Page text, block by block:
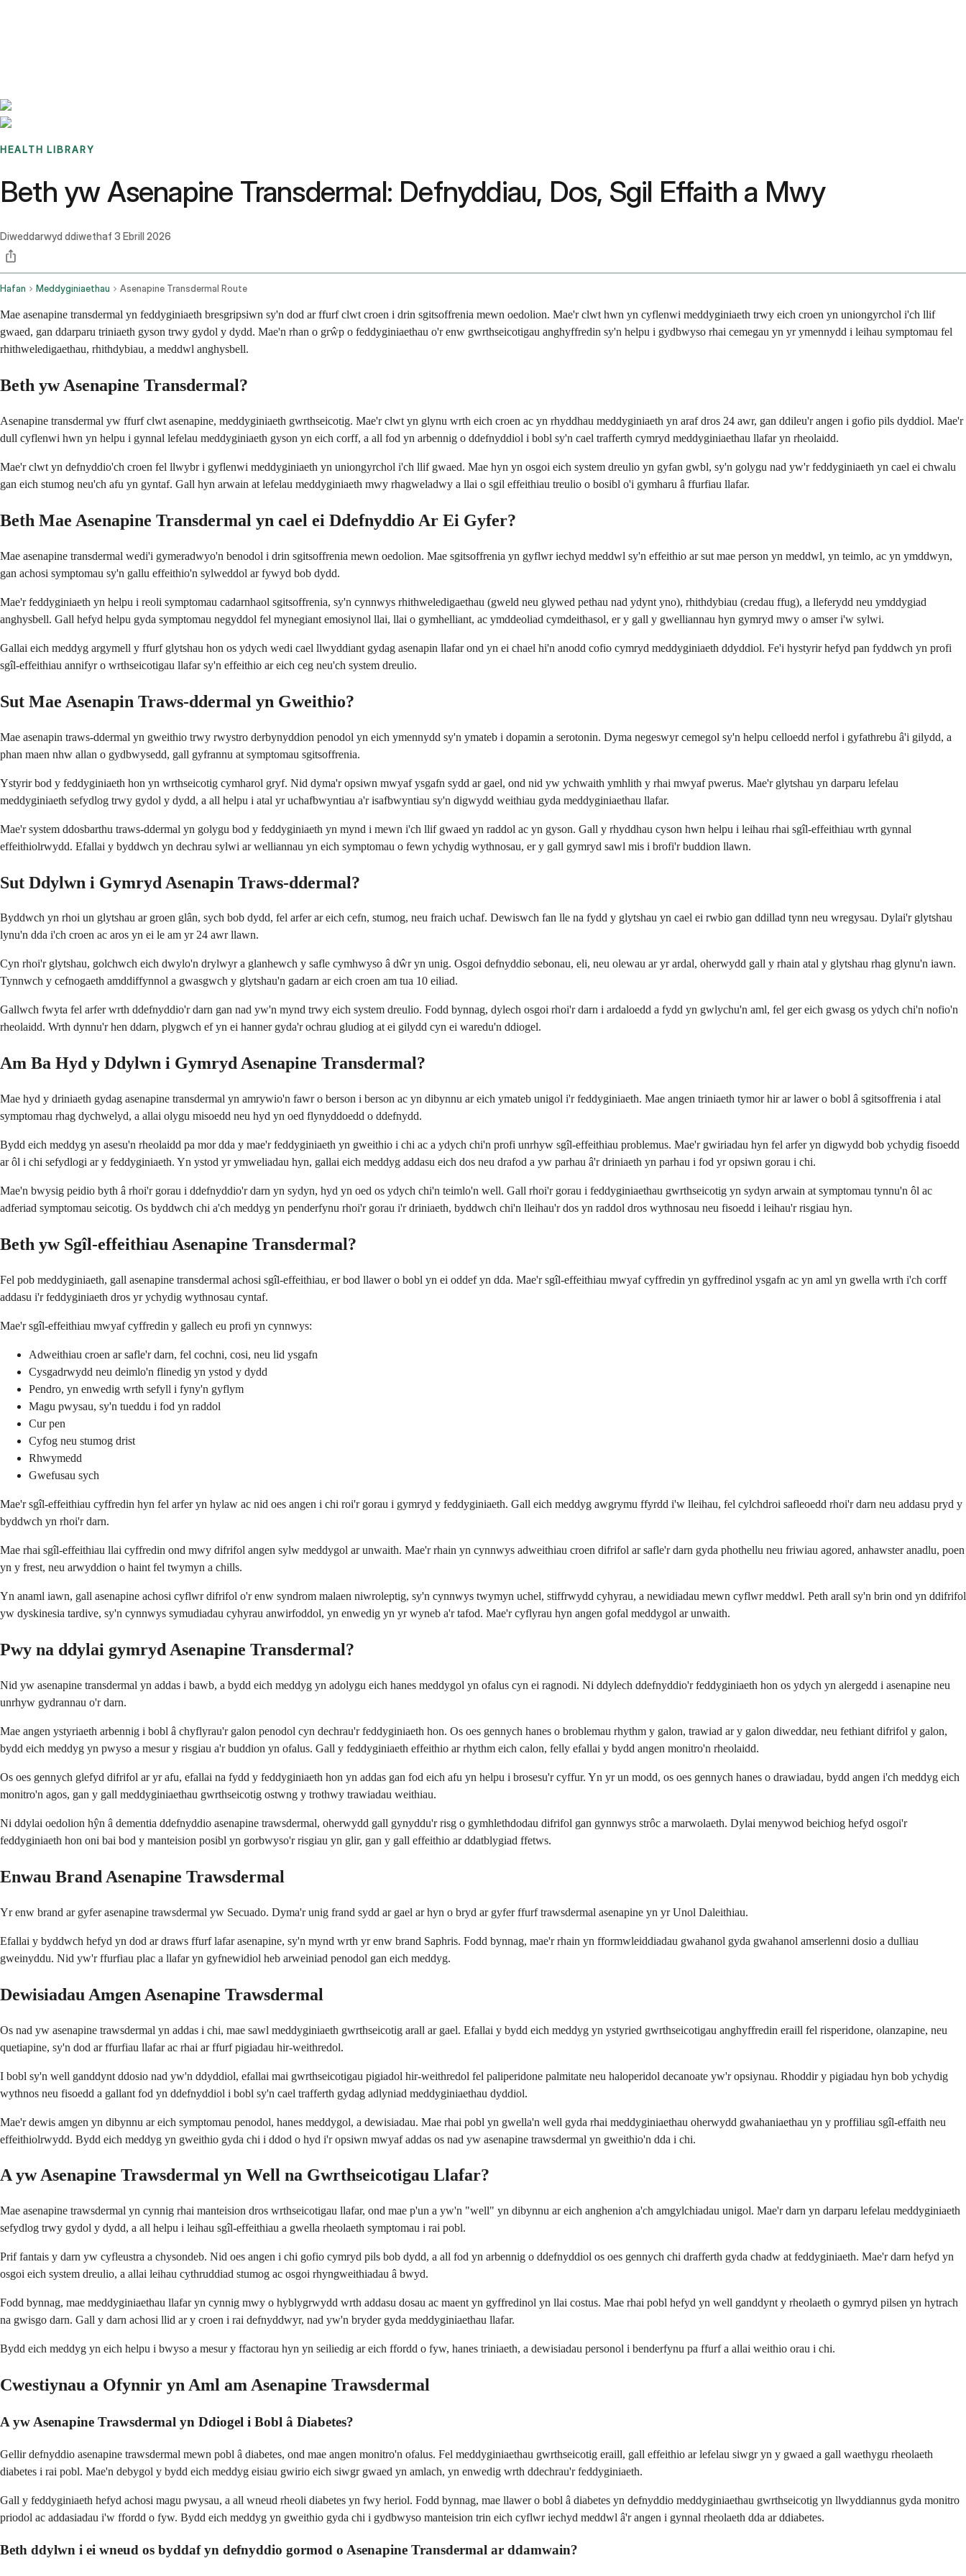
HEALTH LIBRARY
Beth yw Asenapine Transdermal: Defnyddiau, Dos, Sgil Effaith a Mwy
Diweddarwyd ddiwethaf 3 Ebrill 2026
Hafan Meddyginiaethau Asenapine Transdermal Route
Mae asenapine transdermal yn feddyginiaeth bresgripsiwn sy'n dod ar ffurf clwt croen i drin sgitsoffrenia mewn oedolion. Mae'r clwt hwn yn cyflenwi meddyginiaeth trwy eich croen yn uniongyrchol i'ch llif
gwaed, gan ddarparu triniaeth gyson trwy gydol y dydd. Mae'n rhan o grŵp o feddyginiaethau o'r enw gwrthseicotigau anghyffredin sy'n helpu i gydbwyso rhai cemegau yn yr ymennydd i leihau symptomau fel
rhithweledigaethau, rhithdybiau, a meddwl anghysbell.
Beth yw Asenapine Transdermal?
Asenapine transdermal yw ffurf clwt asenapine, meddyginiaeth gwrthseicotig. Mae'r clwt yn glynu wrth eich croen ac yn rhyddhau meddyginiaeth yn araf dros 24 awr, gan ddileu'r angen i gofio pils dyddiol. Mae'r
dull cyflenwi hwn yn helpu i gynnal lefelau meddyginiaeth gyson yn eich corff, a all fod yn arbennig o ddefnyddiol i bobl sy'n cael trafferth cymryd meddyginiaethau llafar yn rheolaidd.
Mae'r clwt yn defnyddio'ch croen fel llwybr i gyflenwi meddyginiaeth yn uniongyrchol i'ch llif gwaed. Mae hyn yn osgoi eich system dreulio yn gyfan gwbl, sy'n golygu nad yw'r feddyginiaeth yn cael ei chwalu
gan eich stumog neu'ch afu yn gyntaf. Gall hyn arwain at lefelau meddyginiaeth mwy rhagweladwy a llai o sgil effeithiau treulio o bosibl o'i gymharu â ffurfiau llafar.
Beth Mae Asenapine Transdermal yn cael ei Ddefnyddio Ar Ei Gyfer?
Mae asenapine transdermal wedi'i gymeradwyo'n benodol i drin sgitsoffrenia mewn oedolion. Mae sgitsoffrenia yn gyflwr iechyd meddwl sy'n effeithio ar sut mae person yn meddwl, yn teimlo, ac yn ymddwyn,
gan achosi symptomau sy'n gallu effeithio'n sylweddol ar fywyd bob dydd.
Mae'r feddyginiaeth yn helpu i reoli symptomau cadarnhaol sgitsoffrenia, sy'n cynnwys rhithweledigaethau (gweld neu glywed pethau nad ydynt yno), rhithdybiau (credau ffug), a lleferydd neu ymddygiad
anghysbell. Gall hefyd helpu gyda symptomau negyddol fel mynegiant emosiynol llai, llai o gymhelliant, ac ymddeoliad cymdeithasol, er y gall y gwelliannau hyn gymryd mwy o amser i'w sylwi.
Gallai eich meddyg argymell y ffurf glytshau hon os ydych wedi cael llwyddiant gydag asenapin llafar ond yn ei chael hi'n anodd cofio cymryd meddyginiaeth ddyddiol. Fe'i hystyrir hefyd pan fyddwch yn profi
sgîl-effeithiau annifyr o wrthseicotigau llafar sy'n effeithio ar eich ceg neu'ch system dreulio.
Sut Mae Asenapin Traws-ddermal yn Gweithio?
Mae asenapin traws-ddermal yn gweithio trwy rwystro derbynyddion penodol yn eich ymennydd sy'n ymateb i dopamin a serotonin. Dyma negeswyr cemegol sy'n helpu celloedd nerfol i gyfathrebu â'i gilydd, a
phan maen nhw allan o gydbwysedd, gall gyfrannu at symptomau sgitsoffrenia.
Ystyrir bod y feddyginiaeth hon yn wrthseicotig cymharol gryf. Nid dyma'r opsiwn mwyaf ysgafn sydd ar gael, ond nid yw ychwaith ymhlith y rhai mwyaf pwerus. Mae'r glytshau yn darparu lefelau
meddyginiaeth sefydlog trwy gydol y dydd, a all helpu i atal yr uchafbwyntiau a'r isafbwyntiau sy'n digwydd weithiau gyda meddyginiaethau llafar.
Mae'r system ddosbarthu traws-ddermal yn golygu bod y feddyginiaeth yn mynd i mewn i'ch llif gwaed yn raddol ac yn gyson. Gall y rhyddhau cyson hwn helpu i leihau rhai sgîl-effeithiau wrth gynnal
effeithiolrwydd. Efallai y byddwch yn dechrau sylwi ar welliannau yn eich symptomau o fewn ychydig wythnosau, er y gall gymryd sawl mis i brofi'r buddion llawn.
Sut Ddylwn i Gymryd Asenapin Traws-ddermal?
Byddwch yn rhoi un glytshau ar groen glân, sych bob dydd, fel arfer ar eich cefn, stumog, neu fraich uchaf. Dewiswch fan lle na fydd y glytshau yn cael ei rwbio gan ddillad tynn neu wregysau. Dylai'r glytshau
lynu'n dda i'ch croen ac aros yn ei le am yr 24 awr llawn.
Cyn rhoi'r glytshau, golchwch eich dwylo'n drylwyr a glanhewch y safle cymhwyso â dŵr yn unig. Osgoi defnyddio sebonau, eli, neu olewau ar yr ardal, oherwydd gall y rhain atal y glytshau rhag glynu'n iawn.
Tynnwch y cefnogaeth amddiffynnol a gwasgwch y glytshau'n gadarn ar eich croen am tua 10 eiliad.
Gallwch fwyta fel arfer wrth ddefnyddio'r darn gan nad yw'n mynd trwy eich system dreulio. Fodd bynnag, dylech osgoi rhoi'r darn i ardaloedd a fydd yn gwlychu'n aml, fel ger eich gwasg os ydych chi'n nofio'n
rheolaidd. Wrth dynnu'r hen ddarn, plygwch ef yn ei hanner gyda'r ochrau gludiog at ei gilydd cyn ei waredu'n ddiogel.
Am Ba Hyd y Ddylwn i Gymryd Asenapine Transdermal?
Mae hyd y driniaeth gydag asenapine transdermal yn amrywio'n fawr o berson i berson ac yn dibynnu ar eich ymateb unigol i'r feddyginiaeth. Mae angen triniaeth tymor hir ar lawer o bobl â sgitsoffrenia i atal
symptomau rhag dychwelyd, a allai olygu misoedd neu hyd yn oed flynyddoedd o ddefnydd.
Bydd eich meddyg yn asesu'n rheolaidd pa mor dda y mae'r feddyginiaeth yn gweithio i chi ac a ydych chi'n profi unrhyw sgîl-effeithiau problemus. Mae'r gwiriadau hyn fel arfer yn digwydd bob ychydig fisoedd
ar ôl i chi sefydlogi ar y feddyginiaeth. Yn ystod yr ymweliadau hyn, gallai eich meddyg addasu eich dos neu drafod a yw parhau â'r driniaeth yn parhau i fod yr opsiwn gorau i chi.
Mae'n bwysig peidio byth â rhoi'r gorau i ddefnyddio'r darn yn sydyn, hyd yn oed os ydych chi'n teimlo'n well. Gall rhoi'r gorau i feddyginiaethau gwrthseicotig yn sydyn arwain at symptomau tynnu'n ôl ac
adferiad symptomau seicotig. Os byddwch chi a'ch meddyg yn penderfynu rhoi'r gorau i'r driniaeth, byddwch chi'n lleihau'r dos yn raddol dros wythnosau neu fisoedd i leihau'r risgiau hyn.
Beth yw Sgîl-effeithiau Asenapine Transdermal?
Fel pob meddyginiaeth, gall asenapine transdermal achosi sgîl-effeithiau, er bod llawer o bobl yn ei oddef yn dda. Mae'r sgîl-effeithiau mwyaf cyffredin yn gyffredinol ysgafn ac yn aml yn gwella wrth i'ch corff
addasu i'r feddyginiaeth dros yr ychydig wythnosau cyntaf.
Mae'r sgîl-effeithiau mwyaf cyffredin y gallech eu profi yn cynnwys:
Adweithiau croen ar safle'r darn, fel cochni, cosi, neu lid ysgafn
Cysgadrwydd neu deimlo'n flinedig yn ystod y dydd
Pendro, yn enwedig wrth sefyll i fyny'n gyflym
Magu pwysau, sy'n tueddu i fod yn raddol
Cur pen
Cyfog neu stumog drist
Rhwymedd
Gwefusau sych
Mae'r sgîl-effeithiau cyffredin hyn fel arfer yn hylaw ac nid oes angen i chi roi'r gorau i gymryd y feddyginiaeth. Gall eich meddyg awgrymu ffyrdd i'w lleihau, fel cylchdroi safleoedd rhoi'r darn neu addasu pryd y
byddwch yn rhoi'r darn.
Mae rhai sgîl-effeithiau llai cyffredin ond mwy difrifol angen sylw meddygol ar unwaith. Mae'r rhain yn cynnwys adweithiau croen difrifol ar safle'r darn gyda phothellu neu friwiau agored, anhawster anadlu, poen
yn y frest, neu arwyddion o haint fel twymyn a chills.
Yn anaml iawn, gall asenapine achosi cyflwr difrifol o'r enw syndrom malaen niwroleptig, sy'n cynnwys twymyn uchel, stiffrwydd cyhyrau, a newidiadau mewn cyflwr meddwl. Peth arall sy'n brin ond yn ddifrifol
yw dyskinesia tardive, sy'n cynnwys symudiadau cyhyrau anwirfoddol, yn enwedig yn yr wyneb a'r tafod. Mae'r cyflyrau hyn angen gofal meddygol ar unwaith.
Pwy na ddylai gymryd Asenapine Transdermal?
Nid yw asenapine transdermal yn addas i bawb, a bydd eich meddyg yn adolygu eich hanes meddygol yn ofalus cyn ei ragnodi. Ni ddylech ddefnyddio'r feddyginiaeth hon os ydych yn alergedd i asenapine neu
unrhyw gydrannau o'r darn.
Mae angen ystyriaeth arbennig i bobl â chyflyrau'r galon penodol cyn dechrau'r feddyginiaeth hon. Os oes gennych hanes o broblemau rhythm y galon, trawiad ar y galon diweddar, neu fethiant difrifol y galon,
bydd eich meddyg yn pwyso a mesur y risgiau a'r buddion yn ofalus. Gall y feddyginiaeth effeithio ar rhythm eich calon, felly efallai y bydd angen monitro'n rheolaidd.
Os oes gennych glefyd difrifol ar yr afu, efallai na fydd y feddyginiaeth hon yn addas gan fod eich afu yn helpu i brosesu'r cyffur. Yn yr un modd, os oes gennych hanes o drawiadau, bydd angen i'ch meddyg eich
monitro'n agos, gan y gall meddyginiaethau gwrthseicotig ostwng y trothwy trawiadau weithiau.
Ni ddylai oedolion hŷn â dementia ddefnyddio asenapine trawsdermal, oherwydd gall gynyddu'r risg o gymhlethdodau difrifol gan gynnwys strôc a marwolaeth. Dylai menywod beichiog hefyd osgoi'r
feddyginiaeth hon oni bai bod y manteision posibl yn gorbwyso'r risgiau yn glir, gan y gall effeithio ar ddatblygiad ffetws.
Enwau Brand Asenapine Trawsdermal
Yr enw brand ar gyfer asenapine trawsdermal yw Secuado. Dyma'r unig frand sydd ar gael ar hyn o bryd ar gyfer ffurf trawsdermal asenapine yn yr Unol Daleithiau.
Efallai y byddwch hefyd yn dod ar draws ffurf lafar asenapine, sy'n mynd wrth yr enw brand Saphris. Fodd bynnag, mae'r rhain yn fformwleiddiadau gwahanol gyda gwahanol amserlenni dosio a dulliau
gweinyddu. Nid yw'r ffurfiau plac a llafar yn gyfnewidiol heb arweiniad penodol gan eich meddyg.
Dewisiadau Amgen Asenapine Trawsdermal
Os nad yw asenapine trawsdermal yn addas i chi, mae sawl meddyginiaeth gwrthseicotig arall ar gael. Efallai y bydd eich meddyg yn ystyried gwrthseicotigau anghyffredin eraill fel risperidone, olanzapine, neu
quetiapine, sy'n dod ar ffurfiau llafar ac rhai ar ffurf pigiadau hir-weithredol.
I bobl sy'n well ganddynt ddosio nad yw'n ddyddiol, efallai mai gwrthseicotigau pigiadol hir-weithredol fel paliperidone palmitate neu haloperidol decanoate yw'r opsiynau. Rhoddir y pigiadau hyn bob ychydig
wythnos neu fisoedd a gallant fod yn ddefnyddiol i bobl sy'n cael trafferth gydag adlyniad meddyginiaethau dyddiol.
Mae'r dewis amgen yn dibynnu ar eich symptomau penodol, hanes meddygol, a dewisiadau. Mae rhai pobl yn gwella'n well gyda rhai meddyginiaethau oherwydd gwahaniaethau yn y proffiliau sgîl-effaith neu
effeithiolrwydd. Bydd eich meddyg yn gweithio gyda chi i ddod o hyd i'r opsiwn mwyaf addas os nad yw asenapine trawsdermal yn gweithio'n dda i chi.
A yw Asenapine Trawsdermal yn Well na Gwrthseicotigau Llafar?
Mae asenapine trawsdermal yn cynnig rhai manteision dros wrthseicotigau llafar, ond mae p'un a yw'n "well" yn dibynnu ar eich anghenion a'ch amgylchiadau unigol. Mae'r darn yn darparu lefelau meddyginiaeth
sefydlog trwy gydol y dydd, a all helpu i leihau sgîl-effeithiau a gwella rheolaeth symptomau i rai pobl.
Prif fantais y darn yw cyfleustra a chysondeb. Nid oes angen i chi gofio cymryd pils bob dydd, a all fod yn arbennig o ddefnyddiol os oes gennych chi drafferth gyda chadw at feddyginiaeth. Mae'r darn hefyd yn
osgoi eich system dreulio, a allai leihau cythruddiad stumog ac osgoi rhyngweithiadau â bwyd.
Fodd bynnag, mae meddyginiaethau llafar yn cynnig mwy o hyblygrwydd wrth addasu dosau ac maent yn gyffredinol yn llai costus. Mae rhai pobl hefyd yn well ganddynt y rheolaeth o gymryd pilsen yn hytrach
na gwisgo darn. Gall y darn achosi llid ar y croen i rai defnyddwyr, nad yw'n bryder gyda meddyginiaethau llafar.
Bydd eich meddyg yn eich helpu i bwyso a mesur y ffactorau hyn yn seiliedig ar eich ffordd o fyw, hanes triniaeth, a dewisiadau personol i benderfynu pa ffurf a allai weithio orau i chi.
Cwestiynau a Ofynnir yn Aml am Asenapine Trawsdermal
A yw Asenapine Trawsdermal yn Ddiogel i Bobl â Diabetes?
Gellir defnyddio asenapine trawsdermal mewn pobl â diabetes, ond mae angen monitro'n ofalus. Fel meddyginiaethau gwrthseicotig eraill, gall effeithio ar lefelau siwgr yn y gwaed a gall waethygu rheolaeth
diabetes i rai pobl. Mae'n debygol y bydd eich meddyg eisiau gwirio eich siwgr gwaed yn amlach, yn enwedig wrth ddechrau'r feddyginiaeth.
Gall y feddyginiaeth hefyd achosi magu pwysau, a all wneud rheoli diabetes yn fwy heriol. Fodd bynnag, mae llawer o bobl â diabetes yn defnyddio meddyginiaethau gwrthseicotig yn llwyddiannus gyda monitro
priodol ac addasiadau i'w ffordd o fyw. Bydd eich meddyg yn gweithio gyda chi i gydbwyso manteision trin eich cyflwr iechyd meddwl â'r angen i gynnal rheolaeth dda ar ddiabetes.
Beth ddylwn i ei wneud os byddaf yn defnyddio gormod o Asenapine Transdermal ar ddamwain?